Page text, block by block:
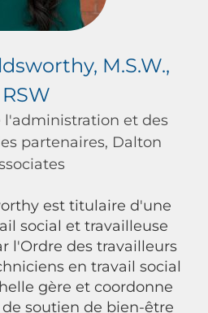
M.S.W.,
RSW
l'administration et des
partenaires, Dalton
est titulaire d'une
social et travailleuse
l'Ordre des travailleurs
en travail social
gère et coordonne
soutien de bien-être